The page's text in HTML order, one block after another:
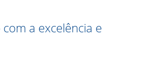
a excelência e